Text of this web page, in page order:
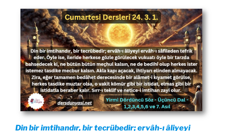
Din bir imtihandır, bir tecrübedir; ervâh-ı âliyeyi